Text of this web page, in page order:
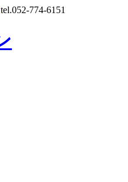
tel.052-774-6151